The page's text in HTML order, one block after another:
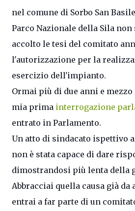
nel comune di Sorbo San
Parco Nazionale della ‪‎Sila‬ non
accolto le tesi del comitato
l'autorizzazione per la
esercizio dell'impianto.
Ormai più di due anni e
mia prima interrogazione
entrato in Parlamento.
Un atto di sindacato ispettivo
non è stata capace di dare
dimostrandosi più lenta della
Abbracciai quella causa già da
entrai a far parte di un